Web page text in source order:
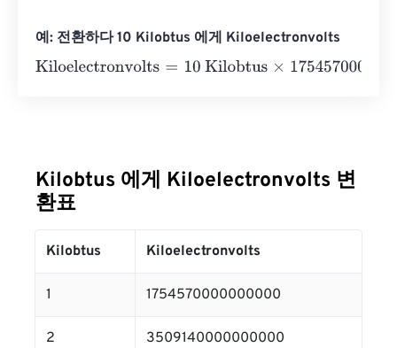
예: 전환하다 10 Kilobtus 에게 Kiloelectronvolts
Kiloelectronvolts=10 Kilobtus×1754570000000000
Kilobtus 에게 Kiloelectronvolts 변
환표
Kilobtus Kiloelectronvolts
1 1754570000000000
2 3509140000000000